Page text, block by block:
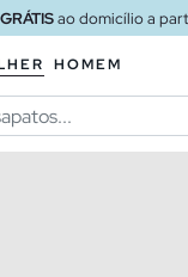
ao domicílio a
HOMEM